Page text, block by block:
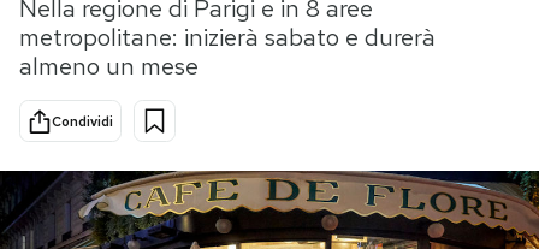
Scienza
Cultura
Sport
Media
PODCAST
Nella regione di Parigi e in 8 aree
metropolitane: inizierà sabato e durerà
almeno un mese
Condividi